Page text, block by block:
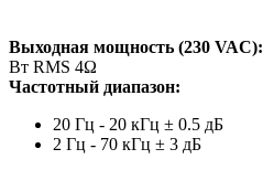
Выходная мощность (230 VAC):
Вт RMS 4Ω
Частотный диапазон:
20 Гц - 20 кГц ± 0.5 дБ
2 Гц - 70 кГц ± 3 дБ